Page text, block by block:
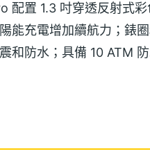
配置 1.3 吋穿透反射式
能充電增加續航力；錶
和防水；具備 10 ATM
己獨特的風格；並擁有
配備了腕式光學心率感